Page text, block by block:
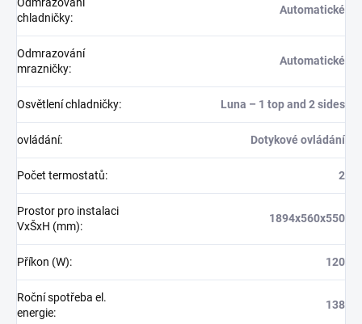
chladničky:
Automatické
Odmrazování
mrazničky:
Automatické
Osvětlení chladničky: Luna – 1 top and 2 sides
ovládání: Dotykové ovládání
Počet termostatů: 2
Prostor pro instalaci
VxŠxH (mm):
1894x560x550
Příkon (W): 120
Roční spotřeba el.
energie:
138